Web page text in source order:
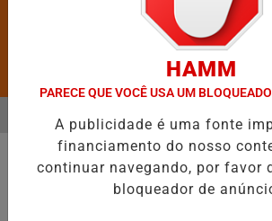
Pesquisar Notícia
É CONFIRMADA NO DIA DO
EM ALTA
HAMM
PARECE QUE VOCÊ USA UM
A publicidade é uma fonte
financiamento do nosso
continuar navegando, por favor
bloqueador de